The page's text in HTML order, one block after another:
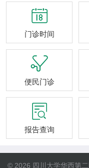

门诊时间

便民门诊

报告查询
© 2026 四川大学华西第